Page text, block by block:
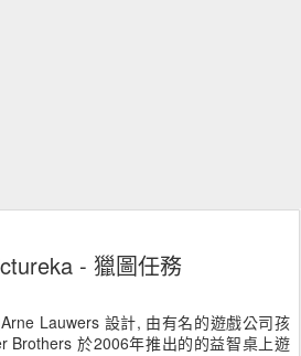
- 獵圖任務
Lauwers 設計, 由有名的遊戲公司孩
Brothers 於2006年推出的的益智桌上遊